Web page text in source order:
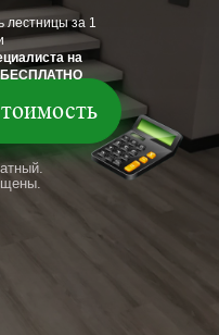
лестницы за 1
на
БЕСПЛАТНО